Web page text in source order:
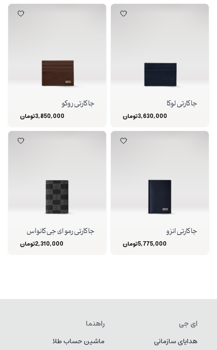
جا کارتی لوکا
3,630,000تومان
جا کارتی روکو
3,850,000تومان
جا کارتی انزو
5,775,000تومان
جا کارتی رمو ای جی کانواس
2,310,000تومان
ای جی
هدایای سازمانی
راهنما
ماشین حساب طلا